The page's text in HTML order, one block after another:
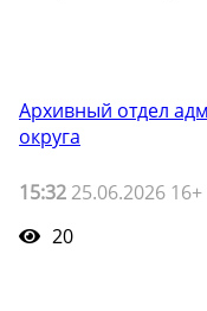
Архивный отдел
округа
15:32 25.06.2026 16+
20